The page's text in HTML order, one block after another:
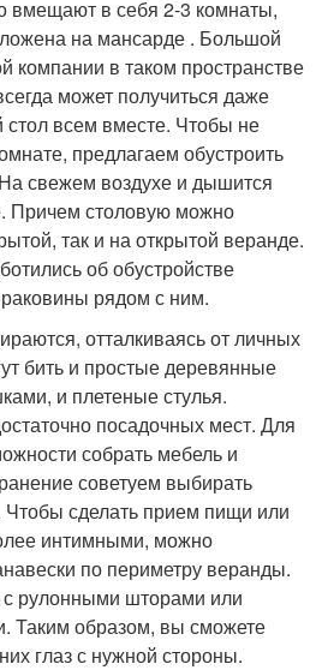
вмещают в себя 2-3 комнаты,
на мансарде . Большой
компании в таком пространстве
может получиться даже
стол всем вместе. Чтобы не
предлагаем обустроить
свежем воздухе и дышится
Причем столовую можно
так и на открытой веранде.
об обустройстве
рядом с ним.
отталкиваясь от личных
бить и простые деревянные
и плетеные стулья.
посадочных мест. Для
собрать мебель и
советуем выбирать
Чтобы сделать прием пищи или
интимными, можно
по периметру веранды.
рулонными шторами или
Таким образом, вы сможете
глаз с нужной стороны.